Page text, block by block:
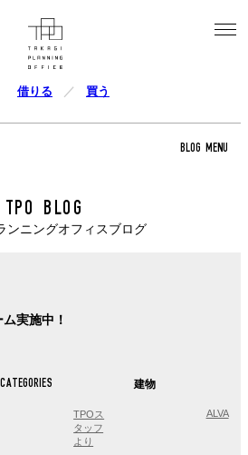
借りる 買う
BLOG MENU
TPO BLOG
ンニングオフィスブログ
実施中！
CATEGORIES
TPOス
タッフ
より
建物
ALVA